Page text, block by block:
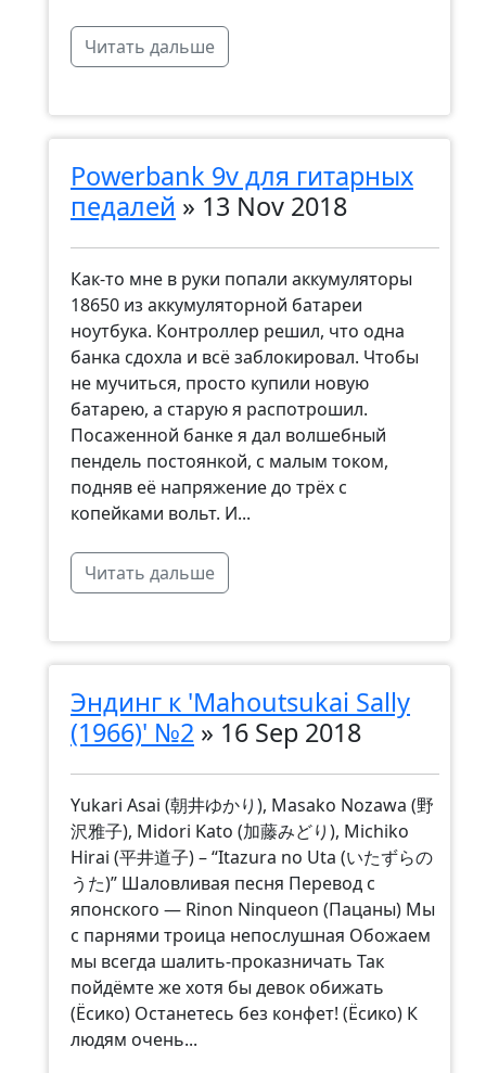
Читать дальше
Powerbank 9v для гитарных
педалей » 13 Nov 2018
Как-то мне в руки попали аккумуляторы
18650 из аккумуляторной батареи
ноутбука. Контроллер решил, что одна
банка сдохла и всё заблокировал. Чтобы
не мучиться, просто купили новую
батарею, а старую я распотрошил.
Посаженной банке я дал волшебный
пендель постоянкой, с малым током,
подняв её напряжение до трёх с
копейками вольт. И...
Читать дальше
Эндинг к 'Mahoutsukai Sally
(1966)' №2 » 16 Sep 2018
Yukari Asai (朝井ゆかり), Masako Nozawa (野
沢雅子), Midori Kato (加藤みどり), Michiko
Hirai (平井道子) – “Itazura no Uta (いたずらの
うた)” Шаловливая песня Перевод с
японского — Rinon Ninqueon (Пацаны) Мы
с парнями троица непослушная Обожаем
мы всегда шалить-проказничать Так
пойдёмте же хотя бы девок обижать
(Ёсико) Останетесь без конфет! (Ёсико) К
людям очень...